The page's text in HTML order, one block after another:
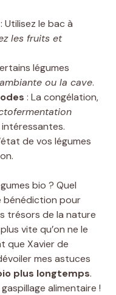
: Utilisez le bac à
les fruits et
légumes
ou la cave.
: La congélation,
de vos légumes
bio ? Quel
bénédiction pour
trésors de la nature
vite qu’on ne le
que Xavier de
mes astuces
plus longtemps.
alimentaire !